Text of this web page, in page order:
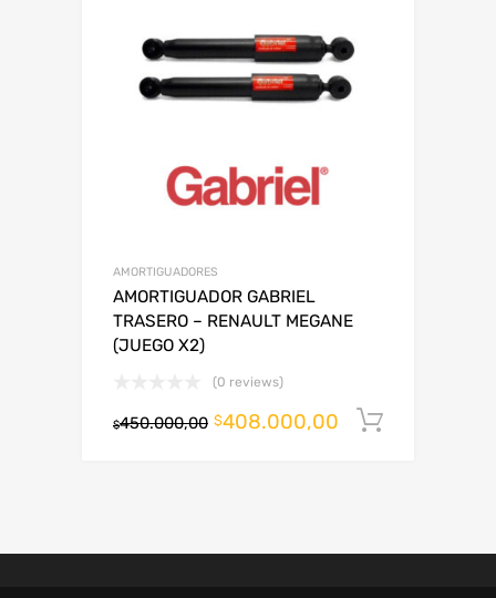
AMORTIGUADORES
AMORTIGUADOR GABRIEL
TRASERO – RENAULT MEGANE
(JUEGO X2)
(0 reviews)
$450.000,00 $408.000,00